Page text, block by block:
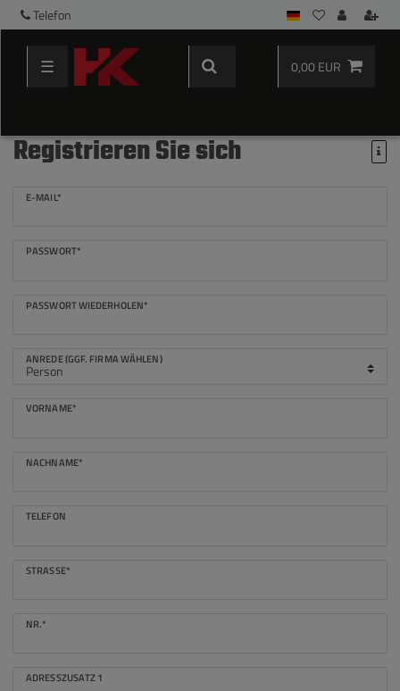
Telefon
☰ 0,00 EUR
Registrieren Sie sich
E-MAIL*
PASSWORT*
PASSWORT WIEDERHOLEN*
ANREDE (GGF. FIRMA WÄHLEN)
VORNAME*
NACHNAME*
TELEFON
STRASSE*
NR.*
ADRESSZUSATZ 1